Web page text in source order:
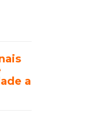
a